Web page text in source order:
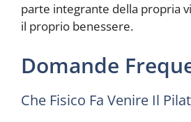
parte integrante della propria
il proprio benessere.
Domande
Che Fisico Fa Venire Il